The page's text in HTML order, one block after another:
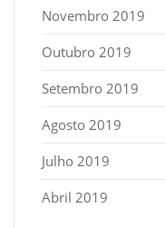
Novembro 2019
Outubro 2019
Setembro 2019
Agosto 2019
Julho 2019
Abril 2019